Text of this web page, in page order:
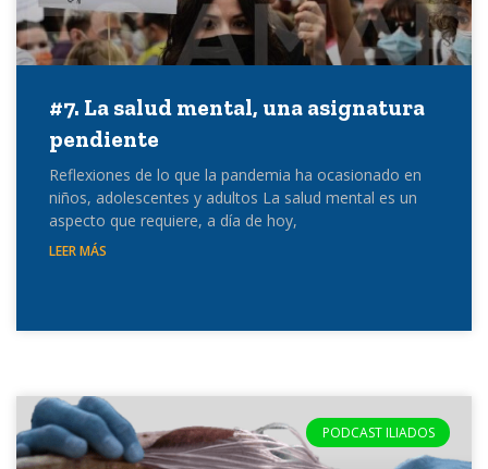
#7. La salud mental, una asignatura
pendiente
Reflexiones de lo que la pandemia ha ocasionado en
niños, adolescentes y adultos La salud mental es un
aspecto que requiere, a día de hoy,
LEER MÁS
PODCAST ILIADOS